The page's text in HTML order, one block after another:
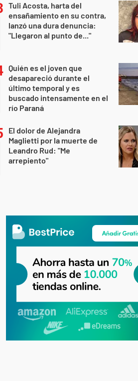
Tuli Acosta, harta del
ensañamiento en su contra,
lanzó una dura denuncia:
"Llegaron al punto de..."
Quién es el joven que
desapareció durante el
último temporal y es
buscado intensamente en el
río Paraná
El dolor de Alejandra
Maglietti por la muerte de
Leandro Rud: "Me
arrepiento"